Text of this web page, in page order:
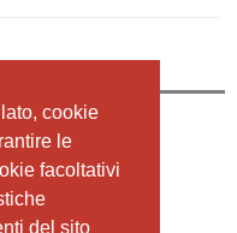
cookie
le
facoltativi
del sito
cookie
le
facoltativi
del sito